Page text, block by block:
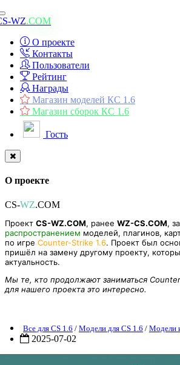
Toggle
navigation
WZ.COM
О проекте
Контакты
Пользователи
Рейтинг
Награды
Магазин моделей КС 1.6
Магазин сборок КС 1.6
Гость
О проекте
CS-WZ.COM
Проект CS-WZ.COM, ранее WZ-CS.COM,
распространением моделей, плагинов,
по игре Counter-Strike 1.6. Проект был
пришёл на замену другому проекту,
актуальность.
Мы те, кто продолжают заниматься
для нашего проекта это интересно.
Все для CS 1.6 / Модели для CS 1.6 / Модели
2025-07-02